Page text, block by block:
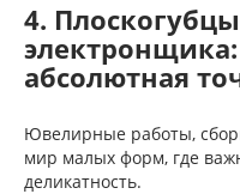
4.
абсолютная
Ювелирные работы,
мир малых форм, где
деликатность.